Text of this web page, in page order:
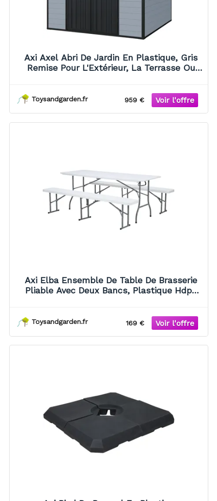
Axi Axel Abri De Jardin En Plastique, Gris
Remise Pour L'Extérieur, La Terrasse Ou
Toysandgarden.fr 959 €
Axi Elba Ensemble De Table De Brasserie
Pliable Avec Deux Bancs, Plastique Hdpe
Toysandgarden.fr 169 €